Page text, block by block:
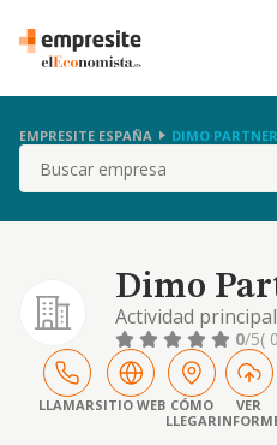
EMPRESITE ESPAÑA DIMO
Buscar
Dimo
Actividad
tratamientos de
68.32 / gestión y
propiedad
contabilidad,
asesoría fiscal,
0/5(
LLAMARSITIO WEB CÓMO
LLEGAR
VER